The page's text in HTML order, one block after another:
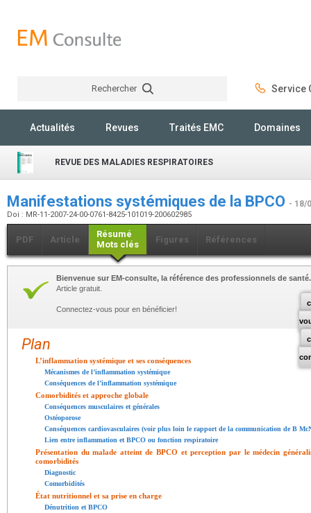
Rechercher Service
Actualités Revues Traités EMC Domaines
REVUE DES MALADIES RESPIRATOIRES
Manifestations systémiques de la BPCO - 18/
Doi : MR-11-2007-24-00-0761-8425-101019-200602985
PDF Article
Résumé
Mots clés
Figures Références
Bienvenue sur EM-consulte, la référence des professionnels de santé.
Article gratuit.
Connectez-vous pour en bénéficier!
Plan
L’inflammation systémique et ses conséquences
Mécanismes de l’inflammation systémique
Conséquences de l’inflammation systémique
Comorbidités et approche globale
Conséquences musculaires et générales
Ostéoporose
Conséquences cardiovasculaires (voir plus loin le rapport de la communication de B
Lien entre inflammation et BPCO ou fonction respiratoire
Présentation du malade atteint de BPCO et perception par le médecin
comorbidités
Diagnostic
Comorbidités
État nutritionnel et sa prise en charge
Dénutrition et BPCO